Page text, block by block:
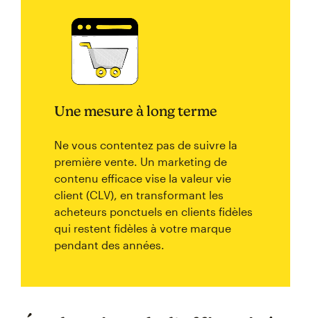
Une mesure à long terme
Ne vous contentez pas de suivre la
première vente. Un marketing de
contenu efficace vise la valeur vie
client (CLV), en transformant les
acheteurs ponctuels en clients fidèles
qui restent fidèles à votre marque
pendant des années.